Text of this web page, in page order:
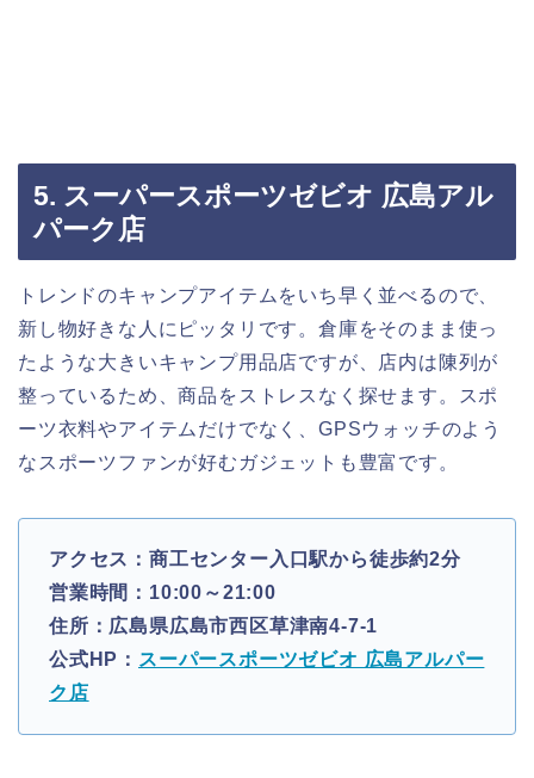
5. スーパースポーツゼビオ 広島アル
パーク店
トレンドのキャンプアイテムをいち早く並べるので、
新し物好きな人にピッタリです。倉庫をそのまま使っ
たような大きいキャンプ用品店ですが、店内は陳列が
整っているため、商品をストレスなく探せます。スポ
ーツ衣料やアイテムだけでなく、GPSウォッチのよう
なスポーツファンが好むガジェットも豊富です。
アクセス：商工センター入口駅から徒歩約2分
営業時間：10:00～21:00
住所：広島県広島市西区草津南4-7-1
公式HP： スーパースポーツゼビオ 広島アルパー
ク店